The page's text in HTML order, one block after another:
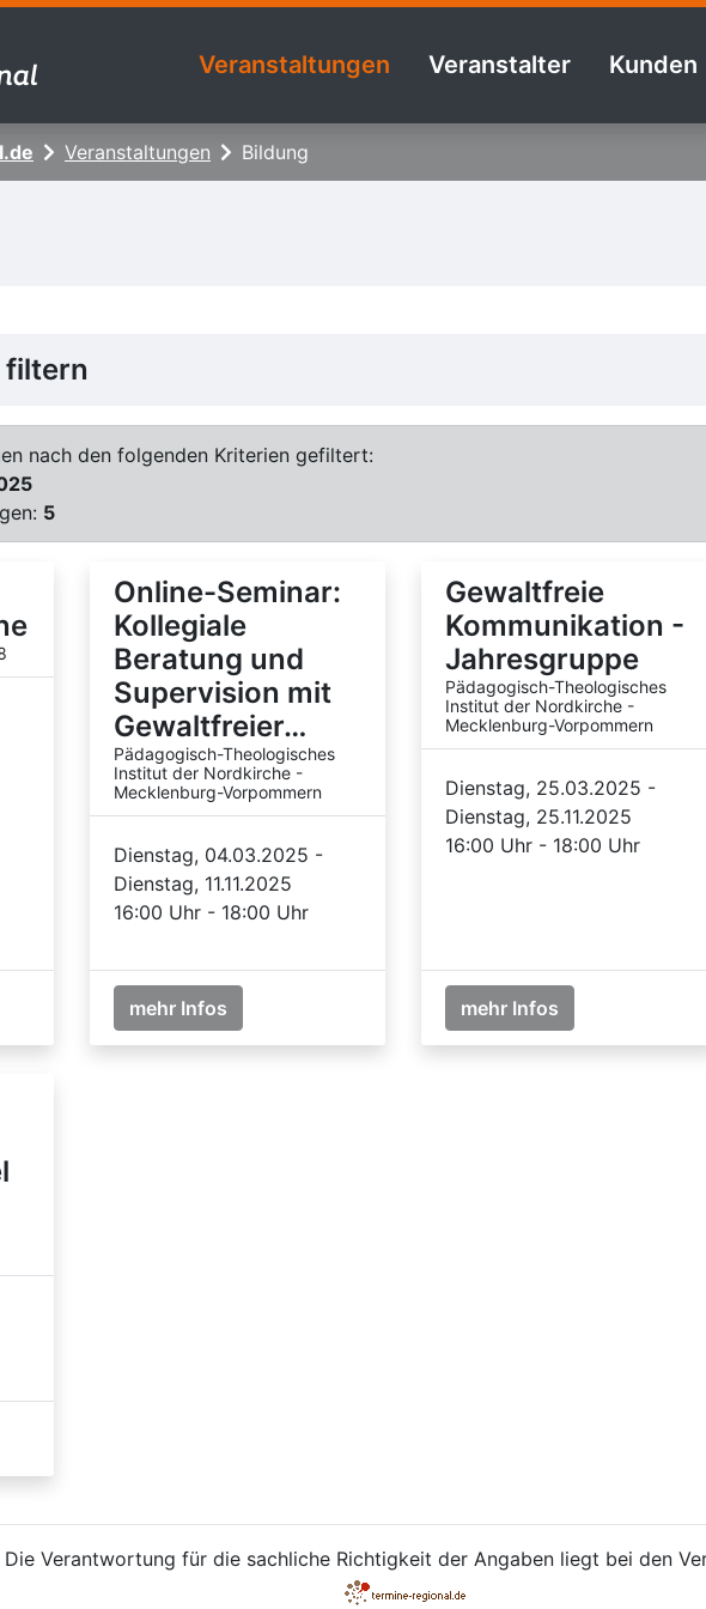
Veranstaltungen Veranstalter Kunden
Veranstaltungen Bildung
filtern
nach den folgenden Kriterien gefiltert:
5
Online-Seminar:
Kollegiale
Beratung und
Supervision mit
Gewaltfreier…
Pädagogisch-Theologisches
Institut der Nordkirche -
Mecklenburg-Vorpommern
Dienstag, 04.03.2025 -
Dienstag, 11.11.2025
16:00 Uhr - 18:00 Uhr
mehr Infos
Gewaltfreie
Kommunikation -
Jahresgruppe
Pädagogisch-Theologisches
Institut der Nordkirche -
Mecklenburg-Vorpommern
Dienstag, 25.03.2025 -
Dienstag, 25.11.2025
16:00 Uhr - 18:00 Uhr
mehr Infos
Die Verantwortung für die sachliche Richtigkeit der Angaben liegt bei den